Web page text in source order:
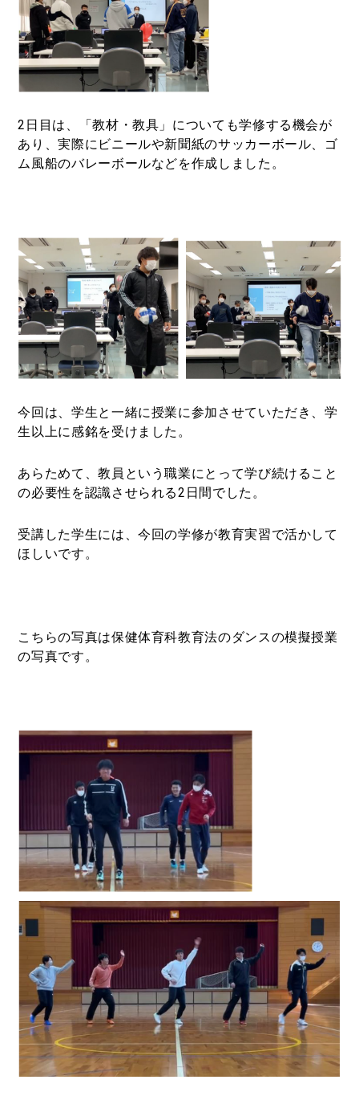
2日目は、「教材・教具」についても学修する機会が
あり、実際にビニールや新聞紙のサッカーボール、ゴ
ム風船のバレーボールなどを作成しました。
今回は、学生と一緒に授業に参加させていただき、学
生以上に感銘を受けました。
あらためて、教員という職業にとって学び続けること
の必要性を認識させられる2 日間でした。
受講した学生には、今回の学修が教育実習で活かして
ほしいです。
こちらの写真は保健体育科教育法のダンスの模擬授業
の写真です。